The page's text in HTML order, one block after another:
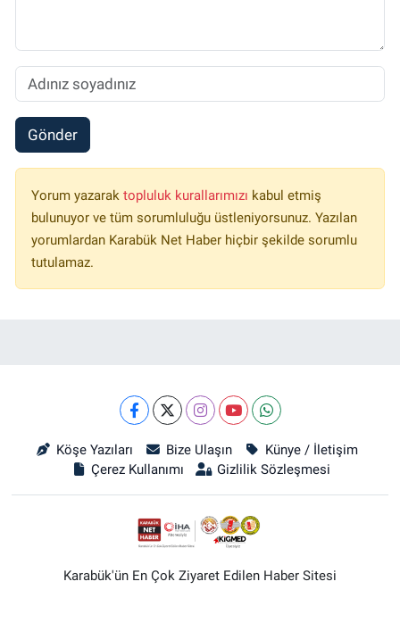
Gönder
Yorum yazarak topluluk kurallarımızı kabul etmiş
bulunuyor ve tüm sorumluluğu üstleniyorsunuz. Yazılan
yorumlardan Karabük Net Haber hiçbir şekilde sorumlu
tutulamaz.
Köşe Yazıları Bize Ulaşın
Künye / İletişim
Çerez Kullanımı
Gizlilik Sözleşmesi
Karabük'ün En Çok Ziyaret Edilen Haber Sitesi